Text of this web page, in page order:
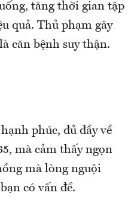
tăng thời gian tập
quả. Thủ phạm gây
căn bệnh suy thận.
phúc, đủ đầy về
mà cảm thấy ngọn
mà lòng nguội
có vấn đề.